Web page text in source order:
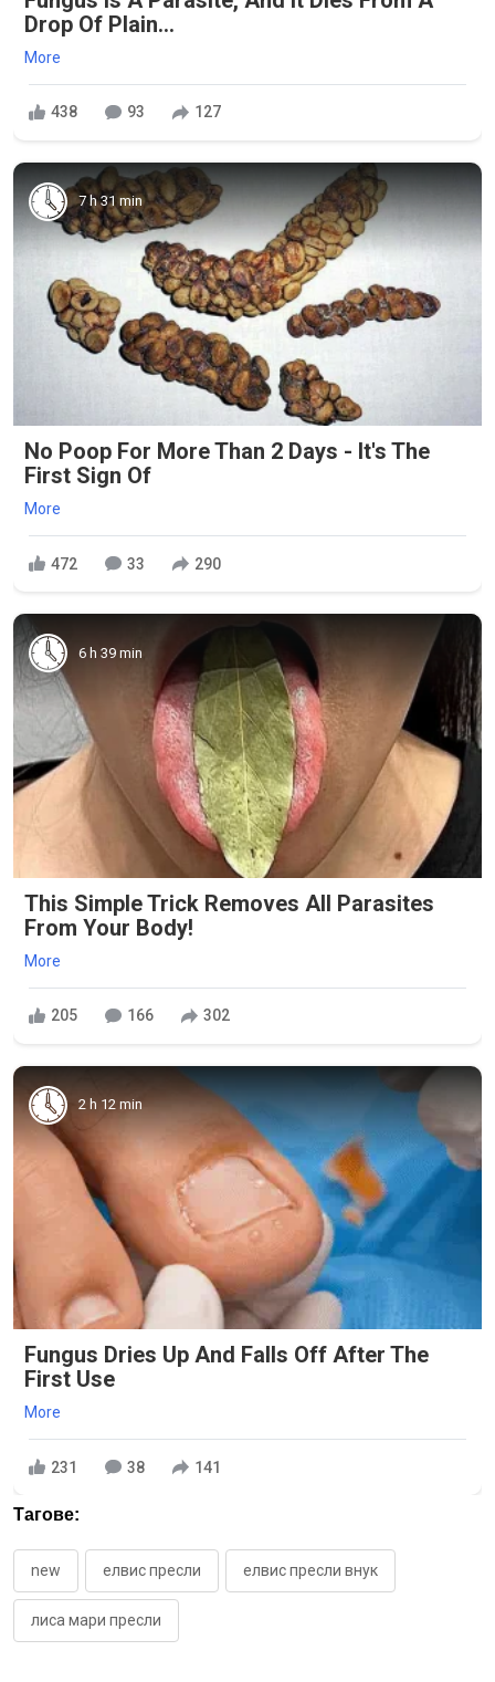
Drop Of Plain...
More
438 93 127
7 h 31 min
No Poop For More Than 2 Days - It's The
First Sign Of
More
472 33 290
6 h 39 min
This Simple Trick Removes All Parasites
From Your Body!
More
205 166 302
2 h 12 min
Fungus Dries Up And Falls Off After The
First Use
More
231 38 141
Тагове:
new елвис пресли елвис пресли внук
лиса мари пресли